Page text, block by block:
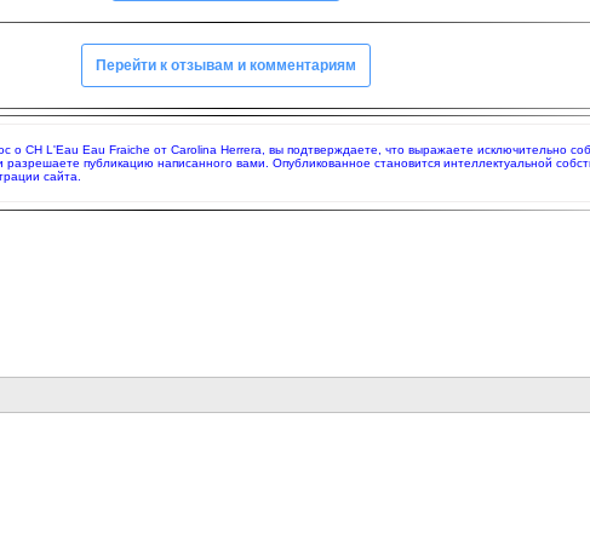
Перейти к отзывам и комментариям
о CH L'Eau Eau Fraiche от Carolina Herrera, вы подтверждаете, что выражаете исключительно
публикацию написанного вами. Опубликованное становится интеллектуальной
сайта.